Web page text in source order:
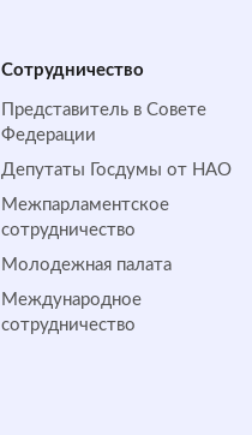
Сотрудничество
Представитель в Совете
Федерации
Депутаты Госдумы от НАО
Межпарламентское
сотрудничество
Молодежная палата
Международное
сотрудничество